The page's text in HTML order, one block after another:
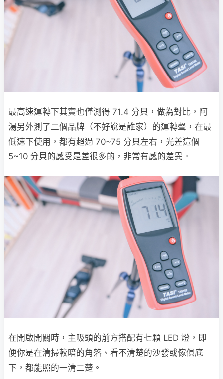
最高速運轉下其實也僅測得 71.4 分貝，做為對比，阿
湯另外測了二個品牌（不好說是誰家）的運轉聲，在最
低速下使用，都有超過 70~75 分貝左右，光差這個
5~10 分貝的感受是差很多的，非常有感的差異。
在開啟開關時，主吸頭的前方搭配有七顆 LED 燈，即
便你是在清掃較暗的角落、看不清楚的沙發或傢俱底
下，都能照的一清二楚。